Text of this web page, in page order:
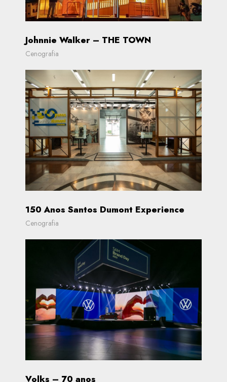
Johnnie Walker – THE TOWN
Cenografia
150 Anos Santos Dumont Experience
Cenografia
Volks – 70 anos